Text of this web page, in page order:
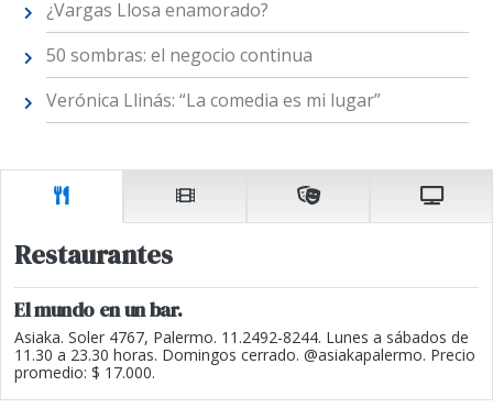
¿Vargas Llosa enamorado?
50 sombras: el negocio continua
Verónica Llinás: “La comedia es mi lugar”
Restaurantes
El mundo en un bar.
Asiaka. Soler 4767, Palermo. 11.2492-8244. Lunes a sábados de
11.30 a 23.30 horas. Domingos cerrado. @asiakapalermo. Precio
promedio: $ 17.000.